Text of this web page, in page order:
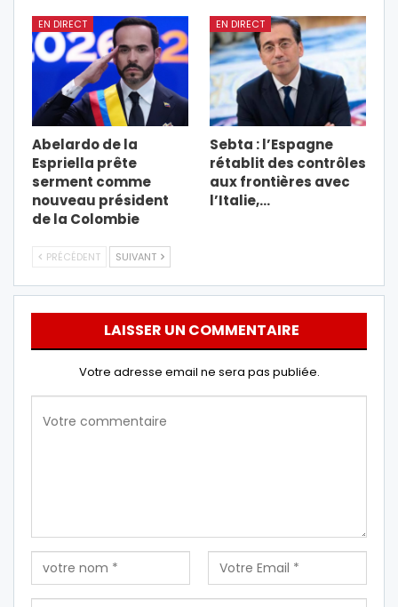
EN DIRECT
Abelardo de la
Espriella prête
serment comme
nouveau président
de la Colombie
EN DIRECT
Sebta : l’Espagne
rétablit des contrôles
aux frontières avec
l’Italie,…
PRÉCÉDENT SUIVANT
LAISSER UN COMMENTAIRE
Votre adresse email ne sera pas publiée.